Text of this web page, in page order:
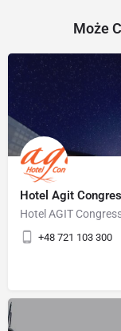
Może
Hotel Agit
+48 721 103 300